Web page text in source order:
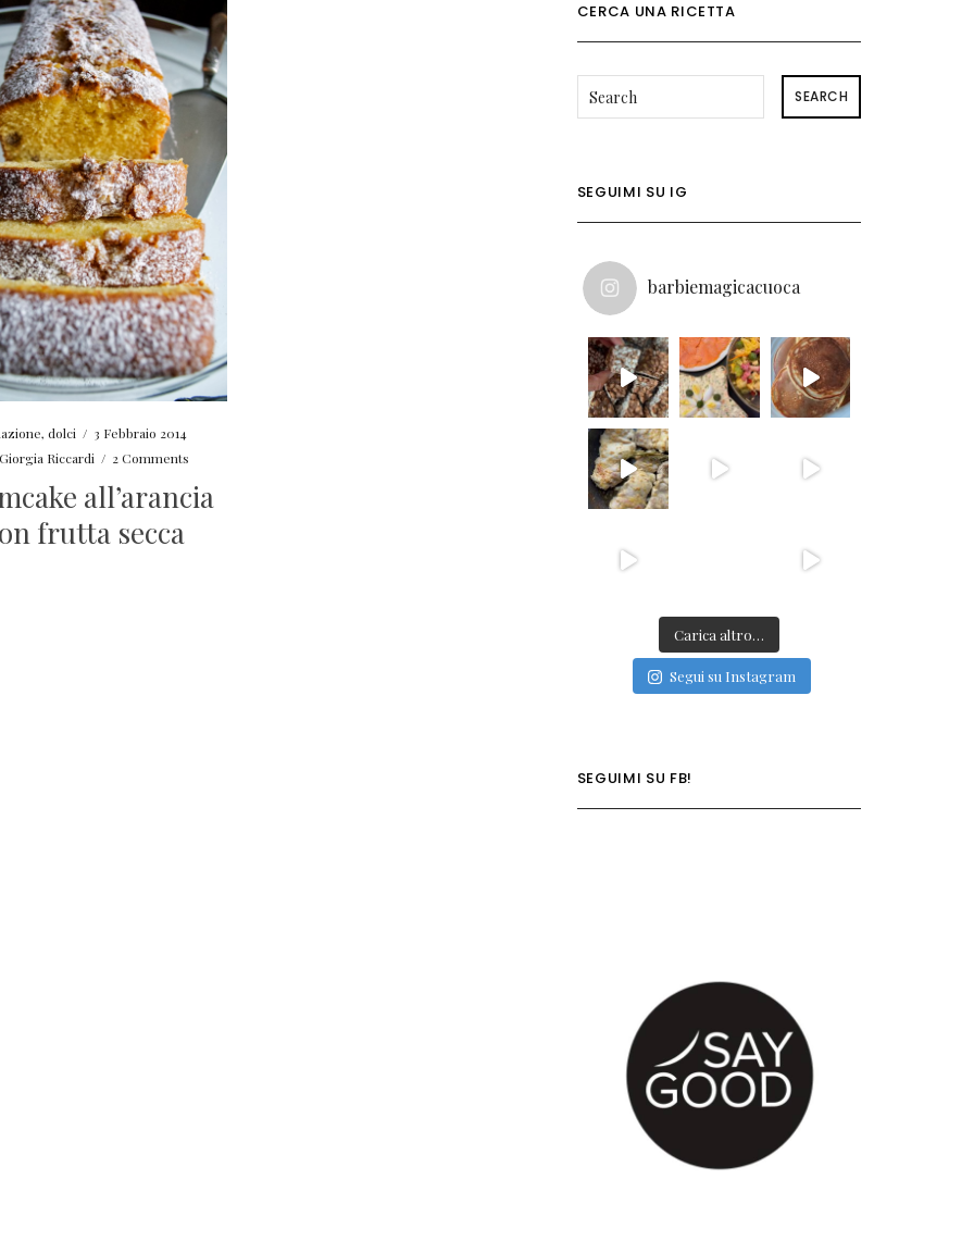
, dolci / 3 Febbraio 2014
Riccardi / 2 Comments
all’arancia
frutta secca
CERCA UNA RICETTA
SEARCH
SEGUIMI SU IG
barbiemagicacuoca
Carica altro…
Segui su Instagram
SEGUIMI SU FB!